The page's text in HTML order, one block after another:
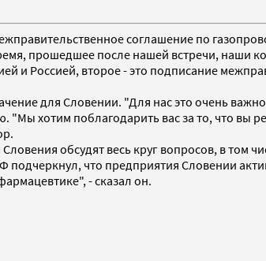
соглашение по
прошедшее после нашей встречи, наши
Россией, второе - это подписание
для Словении. "Для нас это очень
"Мы хотим поблагодарить вас за то, что
обсудят весь круг вопросов, в том
что предприятия Словении
- сказал он.